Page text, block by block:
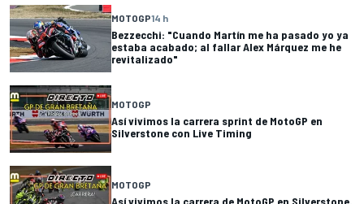
MOTOGP14 h
Bezzecchi: "Cuando Martín me ha pasado yo ya
estaba acabado; al fallar Alex Márquez me he
revitalizado"
MOTOGP
Así vivimos la carrera sprint de MotoGP en
Silverstone con Live Timing
MOTOGP